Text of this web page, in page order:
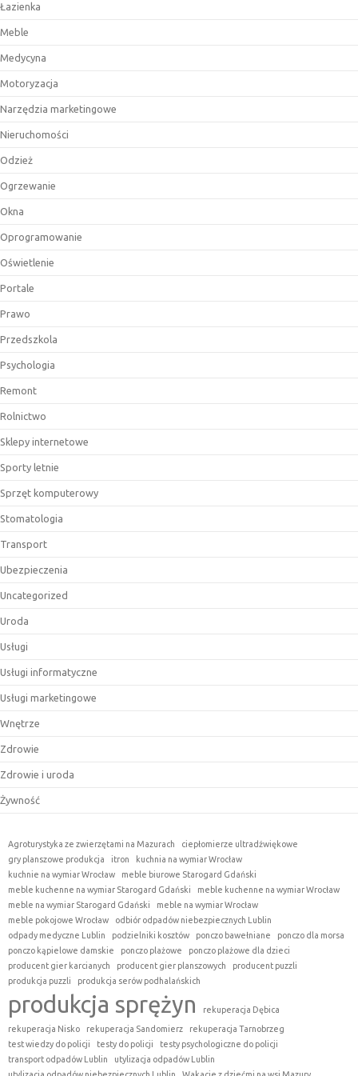
Łazienka
Meble
Medycyna
Motoryzacja
Narzędzia marketingowe
Nieruchomości
Odzież
Ogrzewanie
Okna
Oprogramowanie
Oświetlenie
Portale
Prawo
Przedszkola
Psychologia
Remont
Rolnictwo
Sklepy internetowe
Sporty letnie
Sprzęt komputerowy
Stomatologia
Transport
Ubezpieczenia
Uncategorized
Uroda
Usługi
Usługi informatyczne
Usługi marketingowe
Wnętrze
Zdrowie
Zdrowie i uroda
Żywność
Agroturystyka ze zwierzętami na Mazurach
ciepłomierze ultradźwiękowe
gry planszowe produkcja
itron
kuchnia na wymiar Wrocław
kuchnie na wymiar Wrocław
meble biurowe Starogard Gdański
meble kuchenne na wymiar Starogard Gdański
meble kuchenne na wymiar Wrocław
meble na wymiar Starogard Gdański
meble na wymiar Wrocław
meble pokojowe Wrocław
odbiór odpadów niebezpiecznych Lublin
odpady medyczne Lublin
podzielniki kosztów ponczo bawełniane
ponczo dla morsa
ponczo kąpielowe damskie
ponczo plażowe
ponczo plażowe dla dzieci
producent gier karcianych
producent gier planszowych
producent puzzli
produkcja puzzli
produkcja serów podhalańskich
produkcja sprężyn
rekuperacja Dębica
rekuperacja Nisko
rekuperacja Sandomierz
rekuperacja Tarnobrzeg
test wiedzy do policji
testy do policji
testy psychologiczne do policji
transport odpadów Lublin
utylizacja odpadów Lublin